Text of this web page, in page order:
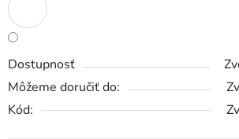
Dostupnosť
Môžeme doručiť do:
Kód: